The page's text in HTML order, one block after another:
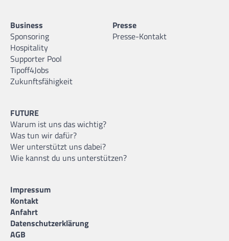
Business
Sponsoring
Hospitality
Supporter Pool
Tipoff4Jobs
Zukunftsfähigkeit
Presse
Presse-Kontakt
FUTURE
Warum ist uns das wichtig?
Was tun wir dafür?
Wer unterstützt uns dabei?
Wie kannst du uns unterstützen?
Impressum
Kontakt
Anfahrt
Datenschutzerklärung
AGB